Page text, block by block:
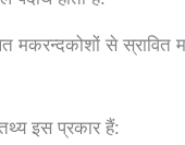
मकरन्दकोशों से
इस प्रकार हैं: